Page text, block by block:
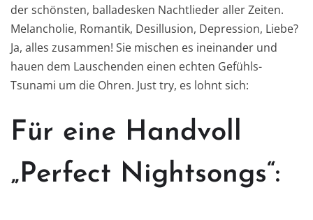
der schönsten, balladesken Nachtlieder aller Zeiten.
Melancholie, Romantik, Desillusion, Depression, Liebe?
Ja, alles zusammen! Sie mischen es ineinander und
hauen dem Lauschenden einen echten Gefühls-
Tsunami um die Ohren. Just try, es lohnt sich:
Für eine Handvoll
„Perfect Nightsongs“: